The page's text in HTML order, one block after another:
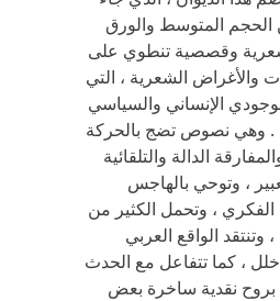
من الحجم المتوسط والورق
وقصصية تنطوي على
والأغراض الشعرية ، التي
الإنساني والسياسي
. وهي نصوص تضج بالحركة
الدالة والتلقائية
، وتوحي بالهاجس
، وتحمل الكثير من
وتنتقد الواقع العربي
، كما تتفاعل مع الحدث
بروح نقدية ساخرة بعض